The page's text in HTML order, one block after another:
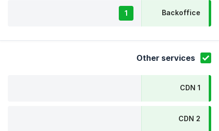
Backoffice
1
Other services
CDN 1
CDN 2